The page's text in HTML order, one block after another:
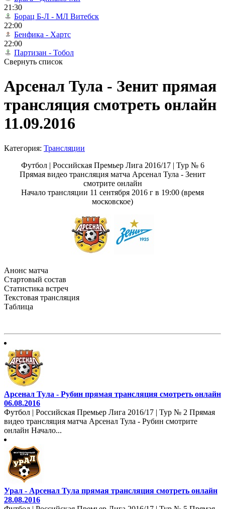
21:30
Борац Б-Л - МЛ Витебск
22:00
Бенфика - Хартс
22:00
Партизан - Тобол
Свернуть список
Арсенал Тула - Зенит прямая
трансляция смотреть онлайн
11.09.2016
Категория: Трансляции
Футбол | Российская Премьер Лига 2016/17 | Тур № 6
Прямая видео трансляция матча Арсенал Тула - Зенит
смотрите онлайн
Начало трансляции 11 сентября 2016 г в 19:00 (время
московское)
Анонс матча
Стартовый состав
Статистика встреч
Текстовая трансляция
Таблица
Арсенал Тула - Рубин прямая трансляция смотреть онлайн
06.08.2016
Футбол | Российская Премьер Лига 2016/17 | Тур № 2 Прямая
видео трансляция матча Арсенал Тула - Рубин смотрите
онлайн Начало...
Урал - Арсенал Тула прямая трансляция смотреть онлайн
28.08.2016